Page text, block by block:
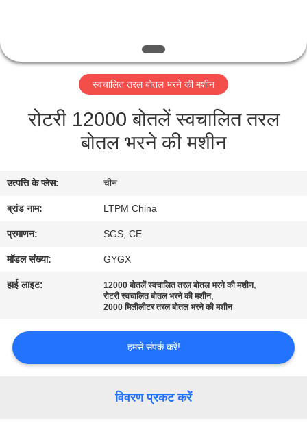
की
विनती
करे
साइटमैप
PRIVACY
POLICY
स्वचालित तरल बोतल भरने की मशीन
रोटरी 12000 बोतलें स्वचालित तरल
बोतल भरने की मशीन
उत्पत्ति के प्लेस: चीन
ब्रांड नाम: LTPM China
प्रमाणन: SGS, CE
मॉडल संख्या: GYGX
हाई लाइट: 12000 बोतलें स्वचालित तरल बोतल भरने की मशीन,
रोटरी स्वचालित बोतल भरने की मशीन,
2000 मिलीलीटर तरल बोतल भरने की मशीन
हमसे संपर्क करें!
विवरण प्रकट करें